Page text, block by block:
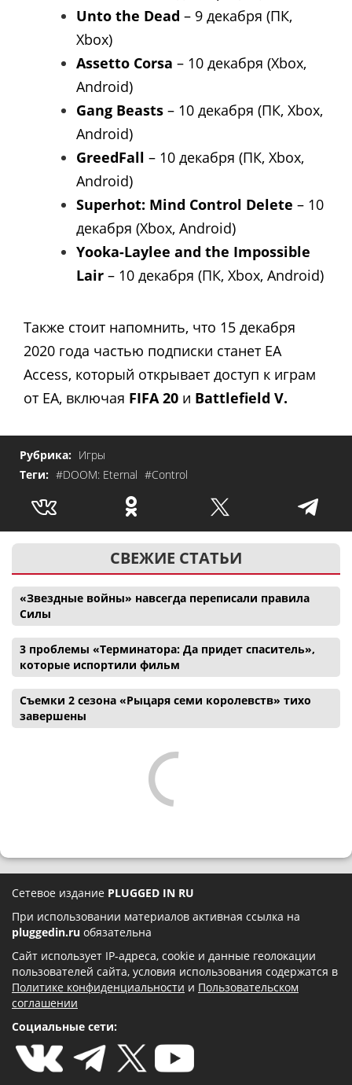
Unto the Dead – 9 декабря (ПК,
Xbox)
Assetto Corsa – 10 декабря (Xbox,
Android)
Gang Beasts – 10 декабря (ПК, Xbox,
Android)
GreedFall – 10 декабря (ПК, Xbox,
Android)
Superhot: Mind Control Delete – 10
декабря (Xbox, Android)
Yooka-Laylee and the Impossible
Lair – 10 декабря (ПК, Xbox, Android)
Также стоит напомнить, что 15 декабря
2020 года частью подписки станет EA
Access, который открывает доступ к играм
от EA, включая FIFA 20 и Battlefield V.
Рубрика: Игры
Теги: #DOOM: Eternal #Control
СВЕЖИЕ СТАТЬИ
«Звездные войны» навсегда переписали правила
Силы
3 проблемы «Терминатора: Да придет спаситель»,
которые испортили фильм
Съемки 2 сезона «Рыцаря семи королевств» тихо
завершены
Сетевое издание PLUGGED IN RU
При использовании материалов активная ссылка на
pluggedin.ru обязательна
Сайт использует IP-адреса, cookie и данные геолокации
пользователей сайта, условия использования содержатся в
Политике конфиденциальности и Пользовательском
соглашении
Социальные сети: